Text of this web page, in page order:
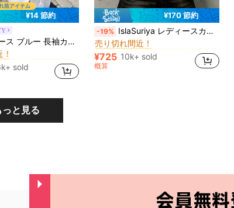
¥14 節約
アップTシャツ、ドーパミンシック スタイル バケーションカジュアル
！
オールオーバープリント 女性用Tシャツ
sold
¥170 節約
-19% IslaSuriya レディースカジュアルスローガンプリントラインストーンショートスリーブTシャツ
#4 ベストセラー に スクープネック 女性用トップス、ブラウス、Tシャツ
売り切れ間近！
#4 ベストセラー
売り切れ間近！
#4 ベストセラー
売り切れ間近！
#4 ベストセラー
売り切れ間近！
¥725 10k+ sold
概算
っと見る